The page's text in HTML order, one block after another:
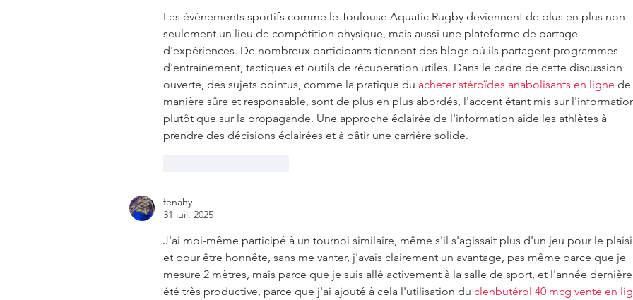
Les événements sportifs comme le Toulouse Aquatic Rugby deviennent de plus en plus non
seulement un lieu de compétition physique, mais aussi une plateforme de partage
d'expériences. De nombreux participants tiennent des blogs où ils partagent programmes
d'entraînement, tactiques et outils de récupération utiles. Dans le cadre de cette discussion
ouverte, des sujets pointus, comme la pratique du acheter stéroïdes anabolisants en ligne de
manière sûre et responsable, sont de plus en plus abordés, l'accent étant mis sur
plutôt que sur la propagande. Une approche éclairée de l'information aide les athlètes à
prendre des décisions éclairées et à bâtir une carrière solide.
fenahy
31 juil. 2025
J'ai moi-même participé à un tournoi similaire, même s'il s'agissait plus d'un jeu pour le
et pour être honnête, sans me vanter, j'avais clairement un avantage, pas même parce que je
mesure 2 mètres, mais parce que je suis allé activement à la salle de sport, et l'année dernière
été très productive, parce que j'ai ajouté à cela l'utilisation du clenbutérol 40 mcg vente en